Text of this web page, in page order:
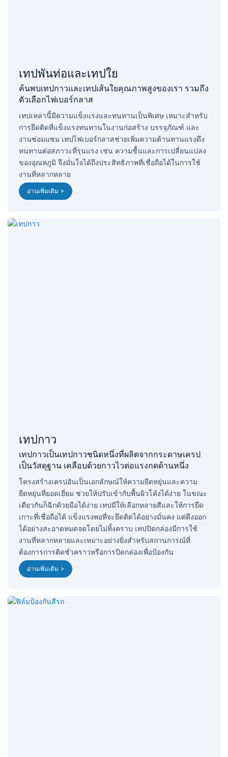
เทปพันท่อและเทปใย
ค้นพบเทปกาวและเทปเส้นใยคุณภาพสูงของเรา รวมถึง
ตัวเลือกไฟเบอร์กลาส
เทปเหล่านี้มีความแข็งแรงและทนทานเป็นพิเศษ เหมาะสำหรับ
การยึดติดที่แข็งแรงทนทานในงานก่อสร้าง บรรจุภัณฑ์ และ
งานซ่อมแซม เทปไฟเบอร์กลาสช่วยเพิ่มความต้านทานแรงดึง
ทนทานต่อสภาวะที่รุนแรง เช่น ความชื้นและการเปลี่ยนแปลง
ของอุณหภูมิ จึงมั่นใจได้ถึงประสิทธิภาพที่เชื่อถือได้ในการใช้
งานที่หลากหลาย
อ่านเพิ่มเติม >
เทปกาว
เทปกาวเป็นเทปกาวชนิดหนึ่งที่ผลิตจากกระดาษเครป
เป็นวัสดุฐาน เคลือบด้วยกาวไวต่อแรงกดด้านหนึ่ง
โครงสร้างเครปอันเป็นเอกลักษณ์ให้ความยืดหยุ่นและความ
ยืดหยุ่นที่ยอดเยี่ยม ช่วยให้ปรับเข้ากับพื้นผิวโค้งได้ง่าย ในขณะ
เดียวกันก็ฉีกด้วยมือได้ง่าย เทปมีให้เลือกหลายสีและให้การยึด
เกาะที่เชื่อถือได้ แข็งแรงพอที่จะยึดติดได้อย่างมั่นคง แต่ดึงออก
ได้อย่างสะอาดหมดจดโดยไม่ทิ้งคราบ เทปปิดกล่องมีการใช้
งานที่หลากหลายและเหมาะอย่างยิ่งสำหรับสถานการณ์ที่
ต้องการการติดชั่วคราวหรือการปิดกล่องเพื่อป้องกัน
อ่านเพิ่มเติม >